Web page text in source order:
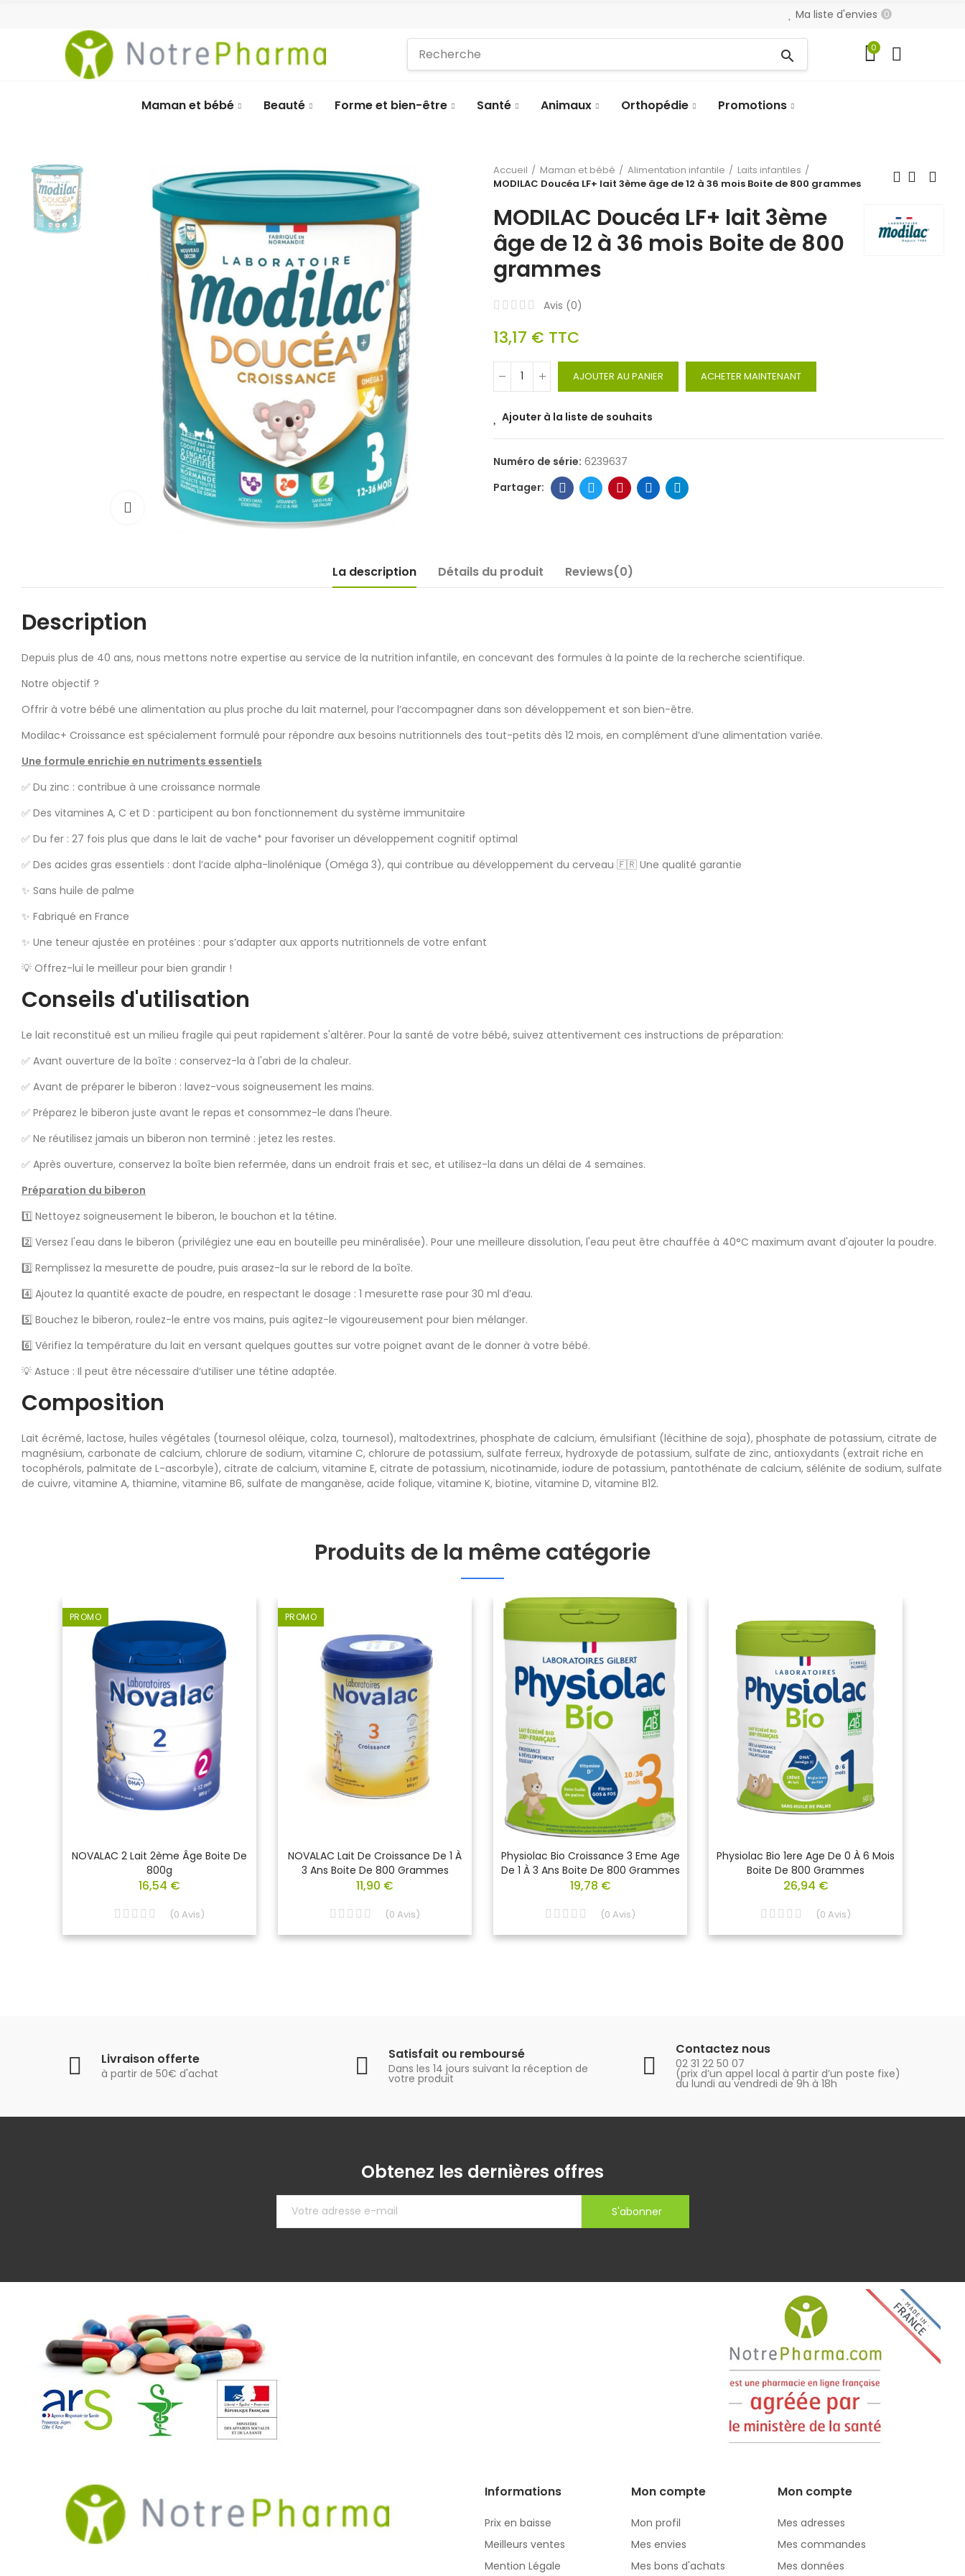
Ma liste d'envies 0
search 0
Maman et bébé Beauté Forme et bien-être Santé Animaux Orthopédie Promotions
Cliquez pour agrandir
Accueil Maman et bébé Alimentation infantile
Laits infantiles
MODILAC Doucéa LF+ lait 3ème âge de 12 à 36 mois Boite de 800 grammes
MODILAC Doucéa LF+ lait 3ème
âge de 12 à 36 mois Boite de 800
grammes
Avis (0)
13,17 € TTC
AJOUTER AU PANIER ACHETER MAINTENANT
Ajouter à la liste de souhaits
Numéro de série: 6239637
La description Détails du produit Reviews(0)
Description
Depuis plus de 40 ans, nous mettons notre expertise au service de la nutrition infantile, en concevant des formules à la pointe de la recherche scientifique.
Notre objectif ?
Offrir à votre bébé une alimentation au plus proche du lait maternel, pour l’accompagner dans son développement et son bien-être.
Modilac+ Croissance est spécialement formulé pour répondre aux besoins nutritionnels des tout-petits dès 12 mois, en complément d’une alimentation variée.
Une formule enrichie en nutriments essentiels
✅ Du zinc : contribue à une croissance normale
✅ Des vitamines A, C et D : participent au bon fonctionnement du système immunitaire
✅ Du fer : 27 fois plus que dans le lait de vache* pour favoriser un développement cognitif optimal
✅ Des acides gras essentiels : dont l’acide alpha-linolénique (Oméga 3), qui contribue au développement du cerveau 🇫🇷 Une qualité garantie
✨ Sans huile de palme
✨ Fabriqué en France
✨ Une teneur ajustée en protéines : pour s’adapter aux apports nutritionnels de votre enfant
💡 Offrez-lui le meilleur pour bien grandir !
Conseils d'utilisation
Le lait reconstitué est un milieu fragile qui peut rapidement s'altérer. Pour la santé de votre bébé, suivez attentivement ces instructions de préparation:
✅ Avant ouverture de la boîte : conservez-la à l'abri de la chaleur.
✅ Avant de préparer le biberon : lavez-vous soigneusement les mains.
✅ Préparez le biberon juste avant le repas et consommez-le dans l'heure.
✅ Ne réutilisez jamais un biberon non terminé : jetez les restes.
✅ Après ouverture, conservez la boîte bien refermée, dans un endroit frais et sec, et utilisez-la dans un délai de 4 semaines.
Préparation du biberon
1️⃣ Nettoyez soigneusement le biberon, le bouchon et la tétine.
2️⃣ Versez l'eau dans le biberon (privilégiez une eau en bouteille peu minéralisée). Pour une meilleure dissolution, l'eau peut être chauffée à 40°C maximum avant d'ajouter la poudre.
3️⃣ Remplissez la mesurette de poudre, puis arasez-la sur le rebord de la boîte.
4️⃣ Ajoutez la quantité exacte de poudre, en respectant le dosage : 1 mesurette rase pour 30 ml d’eau.
5️⃣ Bouchez le biberon, roulez-le entre vos mains, puis agitez-le vigoureusement pour bien mélanger.
6️⃣ Vérifiez la température du lait en versant quelques gouttes sur votre poignet avant de le donner à votre bébé.
💡 Astuce : Il peut être nécessaire d’utiliser une tétine adaptée.
Composition
Lait écrémé, lactose, huiles végétales (tournesol oléique, colza, tournesol), maltodextrines, phosphate de calcium, émulsifiant (lécithine de soja), phosphate de potassium, citrate de
magnésium, carbonate de calcium, chlorure de sodium, vitamine C, chlorure de potassium, sulfate ferreux, hydroxyde de potassium, sulfate de zinc, antioxydants (extrait riche en
tocophérols, palmitate de L-ascorbyle), citrate de calcium, vitamine E, citrate de potassium, nicotinamide, iodure de potassium, pantothénate de calcium, sélénite de sodium, sulfate
de cuivre, vitamine A, thiamine, vitamine B6, sulfate de manganèse, acide folique, vitamine K, biotine, vitamine D, vitamine B12.
Produits de la même catégorie
PROMO
NOVALAC 2 Lait 2ème Âge Boite De
800g
16,54 €
(0 Avis)
PROMO
NOVALAC Lait De Croissance De 1 À
3 Ans Boite De 800 Grammes
11,90 €
(0 Avis)
Physiolac Bio Croissance 3 Eme Age
De 1 À 3 Ans Boite De 800 Grammes
19,78 €
(0 Avis)
Physiolac Bio 1ere Age De 0 À 6 Mois
Boite De 800 Grammes
26,94 €
(0 Avis)
Livraison offerte
à partir de 50€ d'achat
Satisfait ou remboursé
Dans les 14 jours suivant la réception de
votre produit
Contactez nous
02 31 22 50 07
(prix d’un appel local à partir d’un poste fixe)
du lundi au vendredi de 9h à 18h
Obtenez les dernières offres
S'abonner
Informations
Prix en baisse
Meilleurs ventes
Mention Légale
Mon compte
Mon profil
Mes envies
Mes bons d'achats
Mon compte
Mes adresses
Mes commandes
Mes données